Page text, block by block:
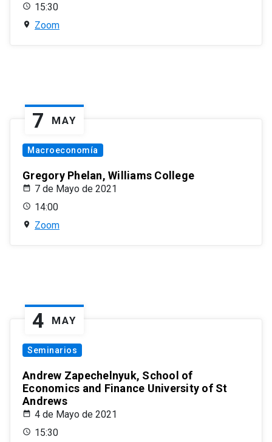
15:30
Zoom
7 MAY
Macroeconomía
Gregory Phelan, Williams College
7 de Mayo de 2021
14:00
Zoom
4 MAY
Seminarios
Andrew Zapechelnyuk, School of
Economics and Finance University of St
Andrews
4 de Mayo de 2021
15:30